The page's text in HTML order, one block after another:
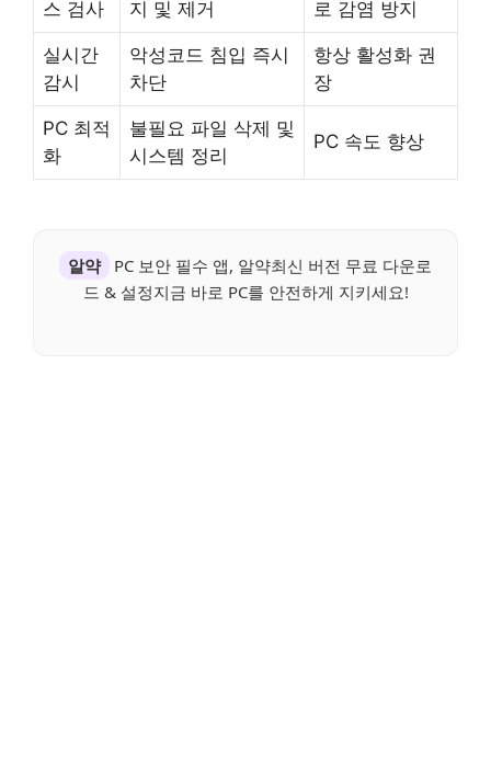
스 검사
지 및 제거
로 감염 방지
실시간
감시
악성코드 침입 즉시
차단
항상 활성화 권
장
PC 최적
화
불필요 파일 삭제 및
시스템 정리
PC 속도 향상
알약
PC 보안 필수 앱, 알약최신 버전 무료 다운로
드 & 설정지금 바로 PC를 안전하게 지키세요!